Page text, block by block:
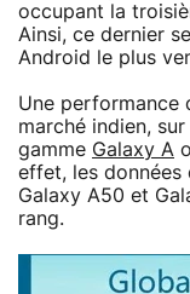
occupant la
Ainsi, ce dernier
Android le plus
Une performance
marché indien,
gamme Galaxy A
effet, les données
Galaxy A50 et
rang.